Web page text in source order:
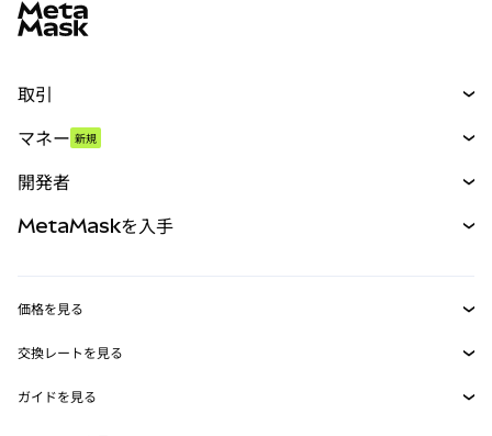
取引
パーペチュアル
RWA
マネー 新規
開発者
MetaMask Connect
Snaps
MetaMaskを入手
セキュリティ
価格を見る
イーサリアムの価格
Solanaの価格
交換レートを見る
ETH→USD
ガイドを見る